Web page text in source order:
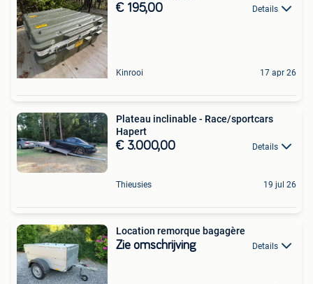
€ 195,00 Details
Kinrooi 17 apr 26
Plateau inclinable - Race/sportcars
Hapert
€ 3.000,00 Details
Thieusies 19 jul 26
Location remorque bagagère
Zie omschrijving Details